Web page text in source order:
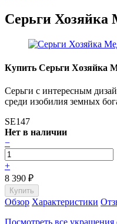
Серьги Хозяйка
Купить Серьги Хозяйка
Серьги с интересным
среди изобилия земных
SE147
Нет в наличии
−
+
8 390 ₽
Обзор Характеристики
Посмотреть все